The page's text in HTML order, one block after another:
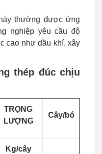
thường được ứng
nghiệp yêu cầu độ
cao như dầu khí, xây
thép đúc chịu
TRỌNG
LƯỢNG
Cây/bó
Kg/cây